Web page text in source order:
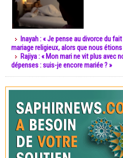
Inayah : « Je pense au divorce du
mariage religieux, alors que nous
Rajiya : « Mon mari ne vit plus avec
dépenses : suis-je encore mariée ? »